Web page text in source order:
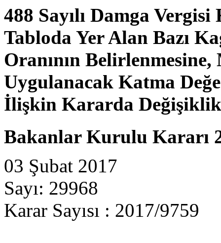
488 Sayılı Damga
Tabloda Yer Alan Bazı
Oranının
Uygulanacak Katma
İlişkin Kararda
Bakanlar Kurulu Kararı
03 Şubat 2017
Sayı: 29968
Karar Sayısı : 2017/9759